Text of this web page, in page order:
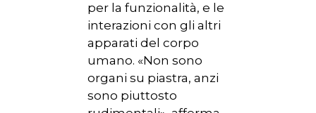
per la funzionalità, e le
interazioni con gli altri
apparati del corpo
umano. «Non sono
organi su piastra, anzi
sono piuttosto